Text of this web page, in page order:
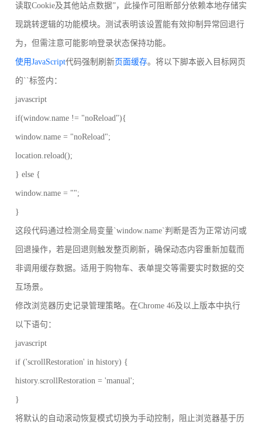
读取Cookie及其他站点数据”，此操作可阻断部分依赖本地存储实
现跳转逻辑的功能模块。测试表明该设置能有效抑制异常回退行
为，但需注意可能影响登录状态保持功能。
使用JavaScript代码强制刷新页面缓存。将以下脚本嵌入目标网页
的``标签内：
javascript
if(window.name != "noReload"){
window.name = "noReload";
location.reload();
} else {
window.name = "";
}
这段代码通过检测全局变量`window.name`判断是否为正常访问或
回退操作，若是回退则触发整页刷新，确保动态内容重新加载而
非调用缓存数据。适用于购物车、表单提交等需要实时数据的交
互场景。
修改浏览器历史记录管理策略。在Chrome 46及以上版本中执行
以下语句：
javascript
if ('scrollRestoration' in history) {
history.scrollRestoration = 'manual';
}
将默认的自动滚动恢复模式切换为手动控制，阻止浏览器基于历